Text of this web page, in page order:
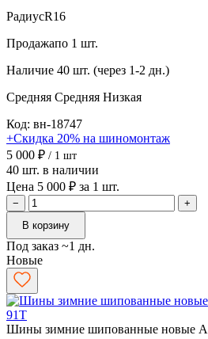
РадиусR16
Продажапо 1 шт.
Наличие 40 шт. (через 1-2 дн.)
Средняя Средняя Низкая
Код: вн-18747
+Скидка 20% на шиномонтаж
5 000 ₽ / 1 шт
40 шт. в наличии
Цена 5 000 ₽ за 1 шт.
−
+
В корзину
Под заказ ~1 дн.
Новые
Шины зимние шипованные новые